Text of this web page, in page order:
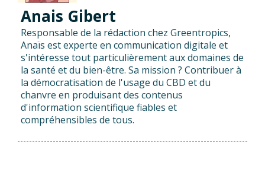
Anais Gibert
Responsable de la rédaction chez Greentropics,
Anaïs est experte en communication digitale et
s'intéresse tout particulièrement aux domaines de
la santé et du bien-être. Sa mission ? Contribuer à
la démocratisation de l'usage du CBD et du
chanvre en produisant des contenus
d'information scientifique fiables et
compréhensibles de tous.